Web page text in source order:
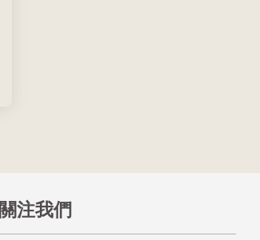
關注我們